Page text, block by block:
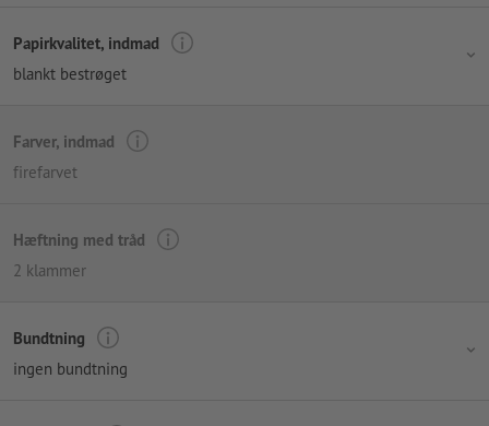
Papirkvalitet, indmad
blankt bestrøget
Farver, indmad
firefarvet
Hæftning med tråd
2 klammer
Bundtning
ingen bundtning